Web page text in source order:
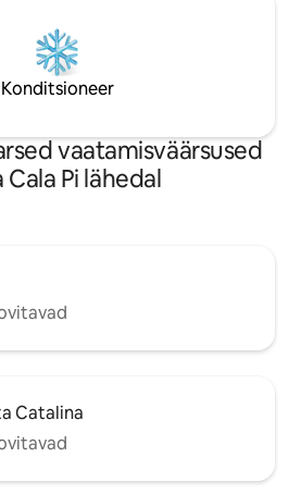
Konditsioneer
vaatamisväärsused
Cala Pi lähedal
Catalina